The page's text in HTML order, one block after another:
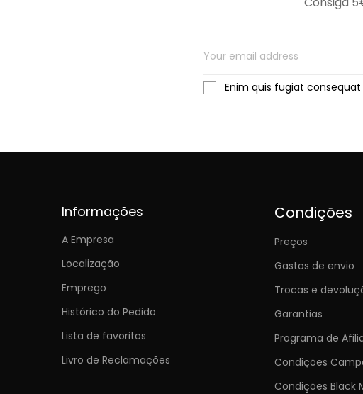
Enim quis fugiat
Informações
A Empresa
Localização
Emprego
Histórico do Pedido
Lista de favoritos
Livro de Reclamações
Condições
Preços
Gastos de envio
Trocas e
Garantias
Programa de
Condições
Condições Black